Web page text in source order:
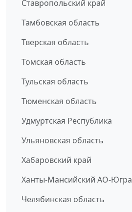
Ставропольский край
Тамбовская область
Тверская область
Томская область
Тульская область
Тюменская область
Удмуртская Республика
Ульяновская область
Хабаровский край
Ханты-Мансийский АО-Югра
Челябинская область